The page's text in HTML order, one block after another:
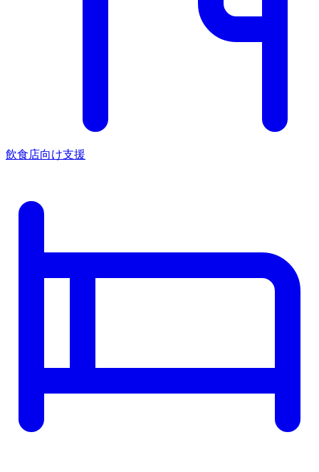
飲食店向け支援